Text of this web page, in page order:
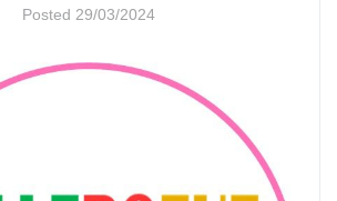
Posted 29/03/2024